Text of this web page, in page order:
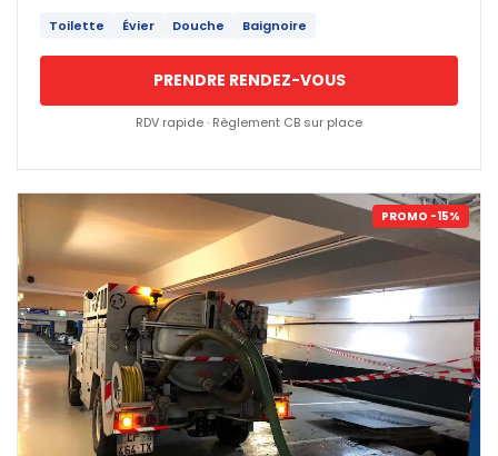
Toilette Évier Douche Baignoire
PRENDRE RENDEZ-VOUS
RDV rapide · Règlement CB sur place
PROMO -15%